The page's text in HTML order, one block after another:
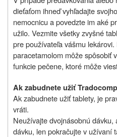
dieťaťom ihneď vyhľadajte
nemocnicu a povedzte im aké
užilo. Vezmite všetky zvyšné
pre používateľa vášmu
paracetamolom môže spôsobiť
funkcie pečene, ktoré môže
Ak zabudnete užiť
Ak zabudnete užiť tablety, je
vráti.
Neužívajte dvojnásobnú
dávku, len pokračujte v užívaní